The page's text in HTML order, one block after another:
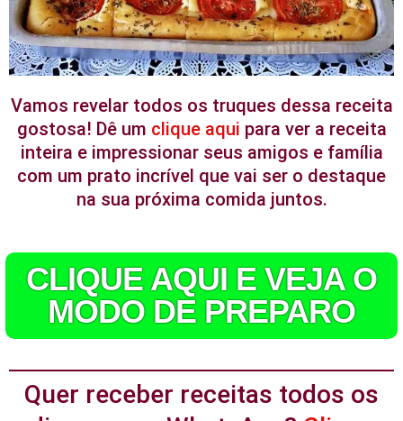
Vamos revelar todos os truques dessa receita
gostosa! Dê um clique aqui para ver a receita
inteira e impressionar seus amigos e família
com um prato incrível que vai ser o destaque
na sua próxima comida juntos.
CLIQUE AQUI E VEJA O
MODO DE PREPARO
Quer receber receitas todos os